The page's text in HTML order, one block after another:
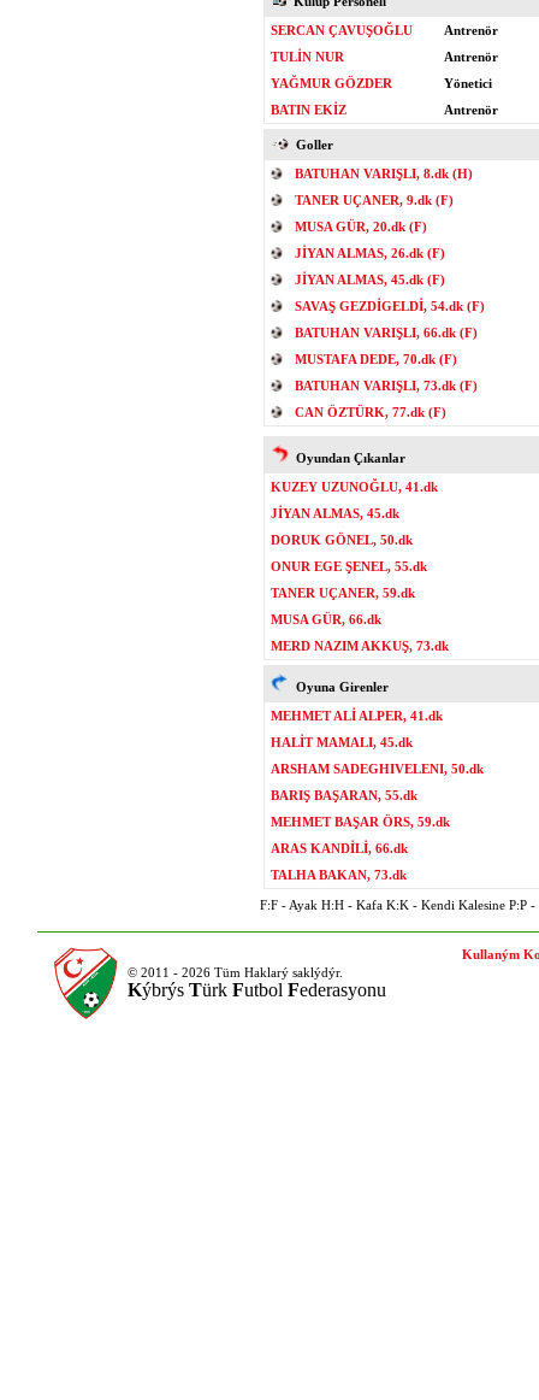
SERCAN ÇAVUŞOĞLU
Antrenör
TULİN NUR
Antrenör
YAĞMUR GÖZDER
Yönetici
BATIN EKİZ
Antrenör
Goller
BATUHAN VARIŞLI, 8.dk (H)
TANER UÇANER, 9.dk (F)
MUSA GÜR, 20.dk (F)
JİYAN ALMAS, 26.dk (F)
JİYAN ALMAS, 45.dk (F)
SAVAŞ GEZDİGELDİ, 54.dk (F)
BATUHAN VARIŞLI, 66.dk (F)
MUSTAFA DEDE, 70.dk (F)
BATUHAN VARIŞLI, 73.dk (F)
CAN ÖZTÜRK, 77.dk (F)
Oyundan Çıkanlar
KUZEY UZUNOĞLU, 41.dk
JİYAN ALMAS, 45.dk
DORUK GÖNEL, 50.dk
ONUR EGE ŞENEL, 55.dk
TANER UÇANER, 59.dk
MUSA GÜR, 66.dk
MERD NAZIM AKKUŞ, 73.dk
Oyuna Girenler
MEHMET ALİ ALPER, 41.dk
HALİT MAMALI, 45.dk
ARSHAM SADEGHIVELENI, 50.dk
BARIŞ BAŞARAN, 55.dk
MEHMET BAŞAR ÖRS, 59.dk
ARAS KANDİLİ, 66.dk
TALHA BAKAN, 73.dk
F:F - Ayak H:H - Kafa K:K - Kendi Kalesine P:P -
© 2011 - 2026 Tüm Haklarý saklýdýr.
Kýbrýs Türk Futbol Federasyonu
Kullaným